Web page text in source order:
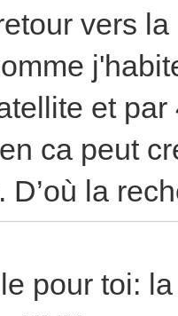
vers
et
ca peut
D’où la
pour toi: